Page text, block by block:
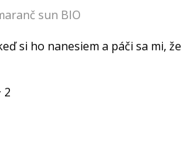
sun BIO
si ho nanesiem a páči sa mi,
2